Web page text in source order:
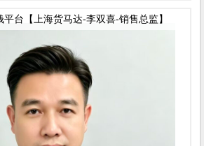
台【上海货马达-李双喜-销售总监】